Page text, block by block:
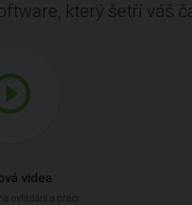
který šetří váš
videa